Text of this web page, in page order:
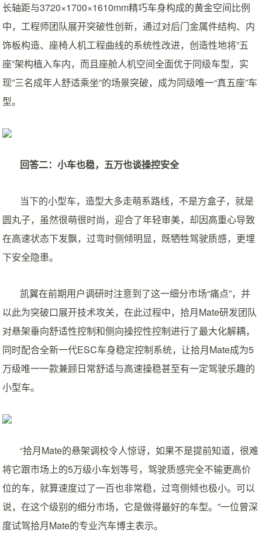
长轴距与3720×1700×1610mm精巧车身构成的黄金空间比例
中，工程师团队展开突破性创新，通过对后门金属件结构、内
饰板构造、座椅人机工程曲线的系统性改进，创造性地将”五
座”架构植入车内，而且座舱人机空间全面优于同级车型，实
现”三名成年人舒适乘坐”的场景突破，成为同级唯一“真五座”车
型。
回答二：小车也稳，五万也谈操控安全
当下的小型车，造型大多走萌系路线，不是方盒子，就是
圆丸子，虽然很萌很时尚，迎合了年轻审美，却因高重心导致
在高速状态下发飘，过弯时侧倾明显，既牺牲驾驶质感，更埋
下安全隐患。
凯翼在前期用户调研时注意到了这一细分市场“痛点”，并
以此为突破口展开技术攻关，在此过程中，拾月Mate研发团队
对悬架垂向舒适性控制和侧向操控性控制进行了最大化解耦，
同时配合全新一代ESC车身稳定控制系统，让拾月Mate成为5
万级唯一一款兼顾日常舒适与高速操稳甚至有一定驾驶乐趣的
小型车。
“拾月Mate的悬架调校令人惊讶，如果不是提前知道，很难
将它跟市场上的5万级小车划等号，驾驶质感完全不输更高价
位的车，就算速度过了一百也非常稳，过弯侧倾也极小。可以
说，在这个级别的细分市场，它是做得最好的车型。”一位曾深
度试驾拾月Mate的专业汽车博主表示。